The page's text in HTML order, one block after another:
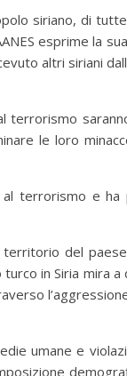
siriano, di
esprime la
altri siriani
terrorismo
le loro
al terrorismo e
del
in Siria mira a
umane e